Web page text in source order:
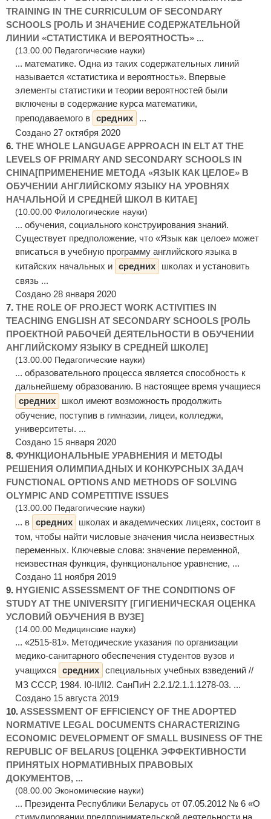
TRAINING IN THE CURRICULUM OF SECONDARY
SCHOOLS [РОЛЬ И ЗНАЧЕНИЕ СОДЕРЖАТЕЛЬНОЙ
ЛИНИИ «СТАТИСТИКА И ВЕРОЯТНОСТЬ» ...
(13.00.00 Педагогические науки)
... математике. Одна из таких содержательных линий
называется «статистика и вероятность». Впервые
элементы статистики и теории вероятностей были
включены в содержание курса математики,
преподаваемого в средних
...
Создано 27 октября 2020
6. THE WHOLE LANGUAGE APPROACH IN ELT AT THE
LEVELS OF PRIMARY AND SECONDARY SCHOOLS IN
CHINA[ПРИМЕНЕНИЕ МЕТОДА «ЯЗЫК КАК ЦЕЛОЕ» В
ОБУЧЕНИИ АНГЛИЙСКОМУ ЯЗЫКУ НА УРОВНЯХ
НАЧАЛЬНОЙ И СРЕДНЕЙ ШКОЛ В КИТАЕ]
(10.00.00 Филологические науки)
... обучения, социального конструирования знаний.
Существует предположение, что «Язык как целое» может
вписаться в учебную программу английского языка в
китайских начальных и средних
школах и установить
связь ...
Создано 28 января 2020
7. THE ROLE OF PROJECT WORK ACTIVITIES IN
TEACHING ENGLISH AT SECONDARY SCHOOLS [РОЛЬ
ПРОЕКТНОЙ РАБОЧЕЙ ДЕЯТЕЛЬНОСТИ В ОБУЧЕНИИ
АНГЛИЙСКОМУ ЯЗЫКУ В СРЕДНЕЙ ШКОЛЕ]
(13.00.00 Педагогические науки)
... образовательного процесса является способность к
дальнейшему образованию. В настоящее время учащиеся
средних
школ имеют возможность продолжить
обучение, поступив в гимназии, лицеи, колледжи,
университеты. ...
Создано 15 января 2020
8. ФУНКЦИОНАЛЬНЫЕ УРАВНЕНИЯ И МЕТОДЫ
РЕШЕНИЯ ОЛИМПИАДНЫХ И КОНКУРСНЫХ ЗАДАЧ
FUNCTIONAL OPTIONS AND METHODS OF SOLVING
OLYMPIC AND COMPETITIVE ISSUES
(13.00.00 Педагогические науки)
... в средних
школах и академических лицеях, состоит в
том, чтобы найти числовые значения числа неизвестных
переменных. Ключевые слова: значение переменной,
неизвестная функция, функциональное уравнение, ...
Создано 11 ноября 2019
9. HYGIENIC ASSESSMENT OF THE CONDITIONS OF
STUDY AT THE UNIVERSITY [ГИГИЕНИЧЕСКАЯ ОЦЕНКА
УСЛОВИЙ ОБУЧЕНИЯ В ВУЗЕ]
(14.00.00 Медицинские науки)
... «2515-81». Методические указания по организации
медико-санитарного обеспечения студентов вузов и
учащихся
средних специальных учебных взведений //
МЗ СССР, 1984. І0-ІІ/ІІ2. СанПиН 2.2.1/2.1.1.1278-03. ...
Создано 15 августа 2019
10. ASSESSMENT OF EFFICIENCY OF THE ADOPTED
NORMATIVE LEGAL DOCUMENTS CHARACTERIZING
ECONOMIC DEVELOPMENT OF SMALL BUSINESS OF THE
REPUBLIC OF BELARUS [ОЦЕНКА ЭФФЕКТИВНОСТИ
ПРИНЯТЫХ НОРМАТИВНЫХ ПРАВОВЫХ
ДОКУМЕНТОВ, ...
(08.00.00 Экономические науки)
... Президента Республики Беларусь от 07.05.2012 № 6 «О
стимулировании предпринимательской деятельности на